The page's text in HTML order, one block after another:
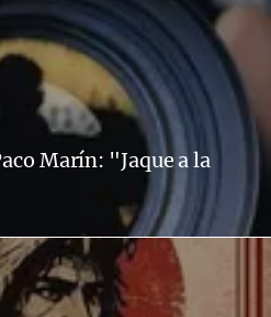
Marín: "Jaque a la